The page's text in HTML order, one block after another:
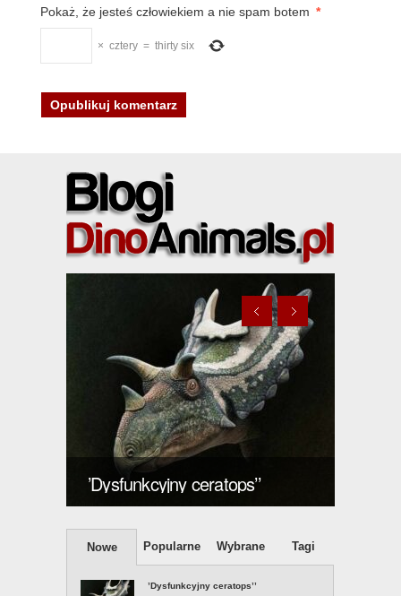
Pokaż, że jesteś człowiekiem a nie spam botem *
× cztery = thirty six
‘’Cudzych chwalimy swego nie
znamy sami nie wiemy co
posiadamy’’
Nowe Popularne Wybrane Tagi
’Dysfunkcyjny ceratops’’